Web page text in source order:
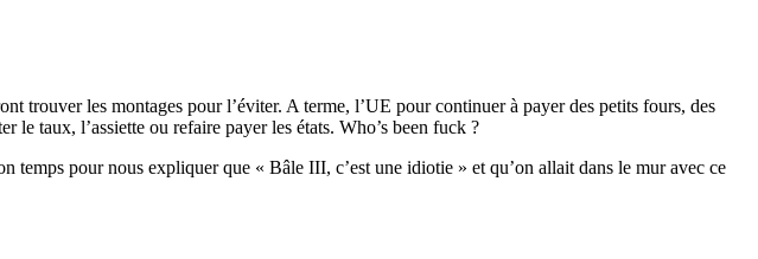
trouver les montages pour l’éviter. A terme, l’UE pour continuer à payer des petits fours, des
le taux, l’assiette ou refaire payer les états. Who’s been fuck ?
pour nous expliquer que « Bâle III, c’est une idiotie » et qu’on allait dans le mur avec ce